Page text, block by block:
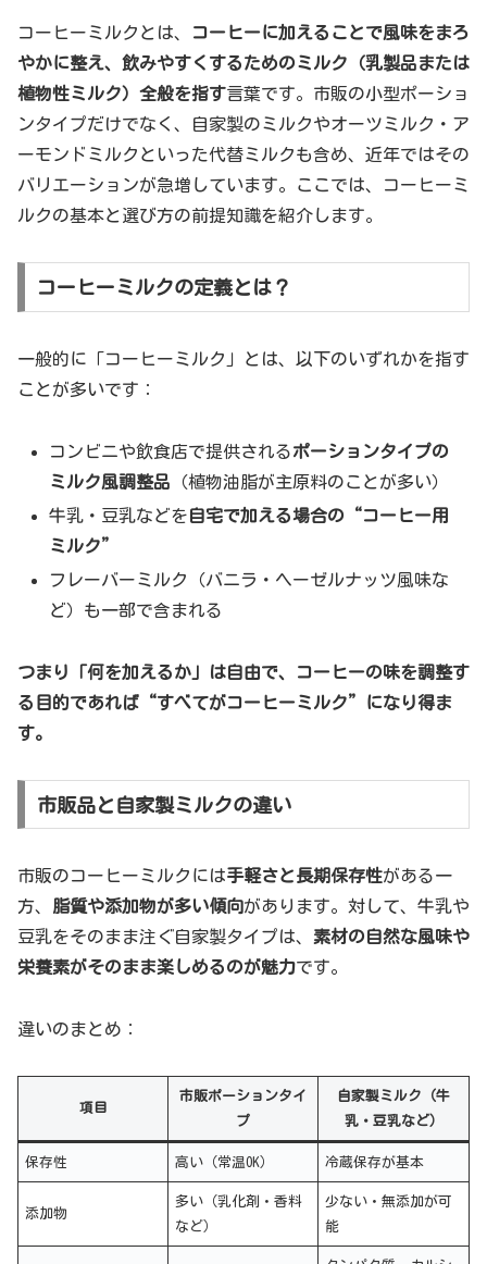
コーヒーミルクとは、
コーヒーに加えることで風味をまろ
やかに整え、飲みやすくするためのミルク（乳製品または
植物性ミルク）全般を指す言葉です。市販の小型ポーショ
ンタイプだけでなく、自家製のミルクやオーツミルク・ア
ーモンドミルクといった代替ミルクも含め、近年ではその
バリエーションが急増しています。ここでは、コーヒーミ
ルクの基本と選び方の前提知識を紹介します。
コーヒーミルクの定義とは？
一般的に「コーヒーミルク」とは、以下のいずれかを指す
ことが多いです：
コンビニや飲食店で提供されるポーションタイプの
ミルク風調整品 （植物油脂が主原料のことが多い）
牛乳・豆乳などを自宅で加える場合の“コーヒー用
ミルク”
フレーバーミルク（バニラ・ヘーゼルナッツ風味な
ど）も一部で含まれる
つまり「何を加えるか」は自由で、コーヒーの味を調整す
る目的であれば“すべてがコーヒーミルク”になり得ま
す。
市販品と自家製ミルクの違い
市販のコーヒーミルクには手軽さと長期保存性がある一
方、 脂質や添加物が多い傾向があります。対して、牛乳や
豆乳をそのまま注ぐ自家製タイプは、 素材の自然な風味や
栄養素がそのまま楽しめるのが魅力です。
違いのまとめ：
項目
市販ポーションタイ
プ
自家製ミルク（牛
乳・豆乳など）
保存性 高い（常温OK） 冷蔵保存が基本
添加物
多い（乳化剤・香料
など）
少ない・無添加が可
能